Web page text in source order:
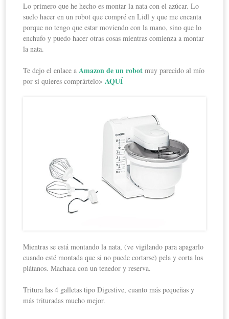
Lo primero que he hecho es montar la nata con el azúcar. Lo
suelo hacer en un robot que compré en Lidl y que me encanta
porque no tengo que estar moviendo con la mano, sino que lo
enchufo y puedo hacer otras cosas mientras comienza a montar
la nata.
Te dejo el enlace a Amazon de un robot muy parecido al mío
por si quieres comprártelo> AQUÍ
Mientras se está montando la nata, (ve vigilando para apagarlo
cuando esté montada que si no puede cortarse) pela y corta los
plátanos. Machaca con un tenedor y reserva.
Tritura las 4 galletas tipo Digestive, cuanto más pequeñas y
más trituradas mucho mejor.